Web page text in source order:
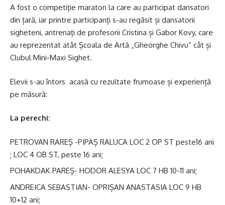
A fost o competiție maraton la care au participat dansatori
din țară, iar printre participanți s-au regăsit și dansatorii
sigheteni, antrenați de profesorii Cristina și Gabor Kovy, care
au reprezentat atât Școala de Artă „Gheorghe Chivu” cât și
Clubul Mini-Maxi Sighet.
Elevii s-au întors acasă cu rezultate frumoase și experiență
pe măsură:
La perechi:
PETROVAN RAREȘ -PIPAȘ RALUCA LOC 2 OP ST peste16 ani
; LOC 4 OB ST, peste 16 ani;
POHAKDAK PAREȘ- HODOR ALESYA LOC 7 HB 10-11 ani;
ANDREICA SEBASTIAN- OPRIȘAN ANASTASIA LOC 9 HB
10+12 ani;